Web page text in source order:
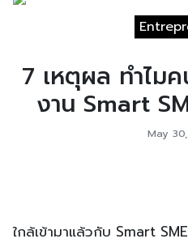
7 เหตุผล ทำไม
งาน Smart
May
ใกล้เข้ามาแล้วกับ Smart